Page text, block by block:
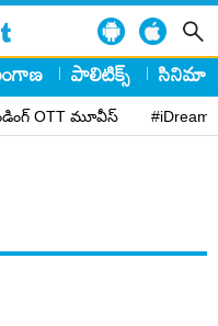
పాలిటిక్స్ సినిమా
OTT మూవీస్